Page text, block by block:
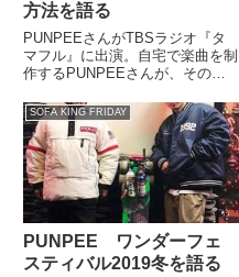
方法を語る
PUNPEEさんがTBSラジオ『タ
マフル』に出演。自宅で楽曲を制
作するPUNPEEさんが、その制
ターの3人に紹介していました。
リスペクト Ver.P お疲れさまでし
た。P pic.twitter.com/bxa...
SOFA KING FRIDAY
PUNPEE ワンダーフェ
スティバル2019冬を語る